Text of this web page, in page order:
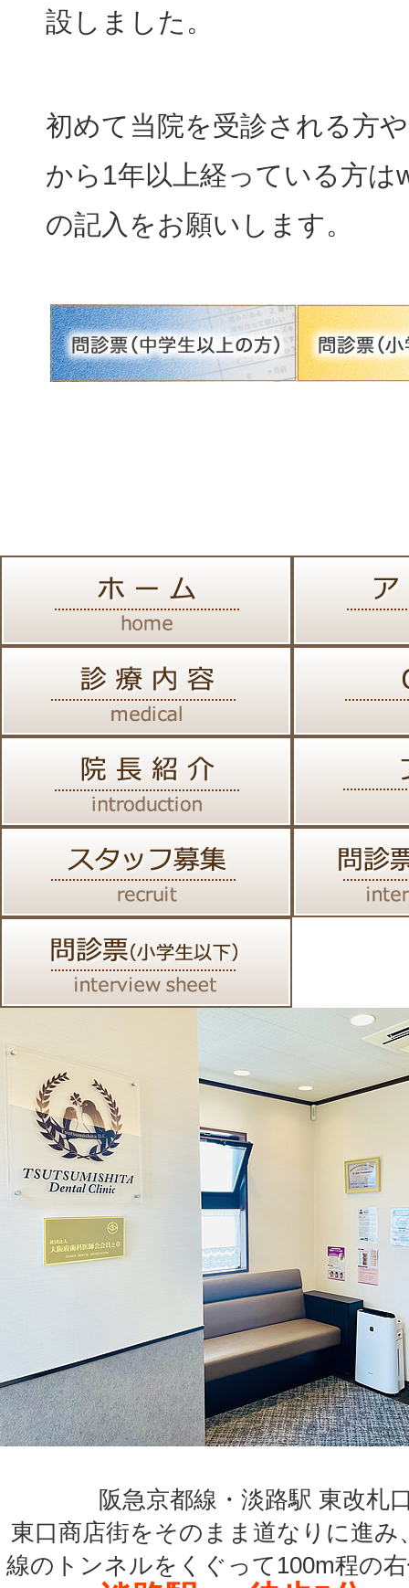
設しました。
初めて当院を受診される方
から1年以上経っている方は
の記入をお願いします。
阪急京都線・淡路駅 東改札
東口商店街をそのまま道なりに進み
線のトンネルをくぐって100m程の